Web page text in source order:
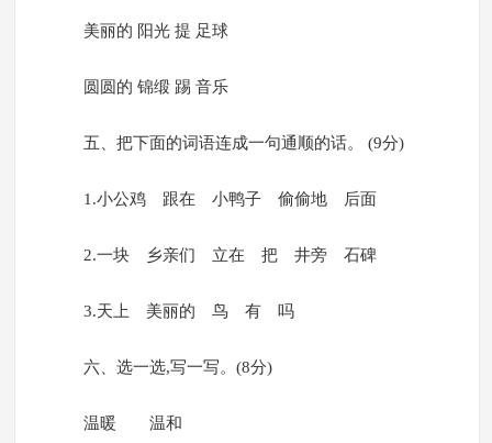
美丽的 阳光 提 足球
圆圆的 锦缎 踢 音乐
五、把下面的词语连成一句通顺的话。 (9分)
1.小公鸡 跟在 小鸭子 偷偷地 后面
2.一块 乡亲们 立在 把 井旁 石碑
3.天上 美丽的 鸟 有 吗
六、选一选,写一写。(8分)
温暖 温和